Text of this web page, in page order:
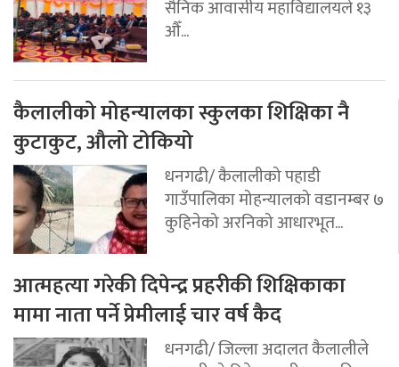
सैनिक आवासीय महाविद्यालयले १३
औँ...
कैलालीको मोहन्यालका स्कुलका शिक्षिका नै
कुटाकुट, औलो टोकियो
धनगढी/ कैलालीको पहाडी
गाउँपालिका मोहन्यालको वडानम्बर ७
कुहिनेको अरनिको आधारभूत...
आत्महत्या गरेकी दिपेन्द्र प्रहरीकी शिक्षिकाका
मामा नाता पर्ने प्रेमीलाई चार वर्ष कैद
धनगढी/ जिल्ला अदालत कैलालीले